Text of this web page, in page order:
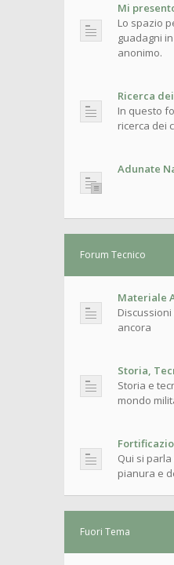
Mi
Lo spazio
guadagni
anonimo.
Ricerca
In questo
ricerca dei
Adunate
Forum Tecnico
Materiale
ancora
Storia,
Storia e
mondo
Qui si
pianura e
Fuori Tema